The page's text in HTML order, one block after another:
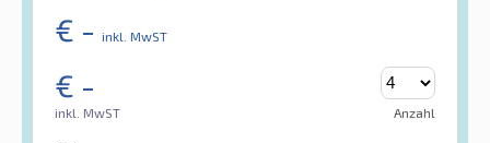
€ - inkl. MwST
€ -
inkl. MwST Anzahl